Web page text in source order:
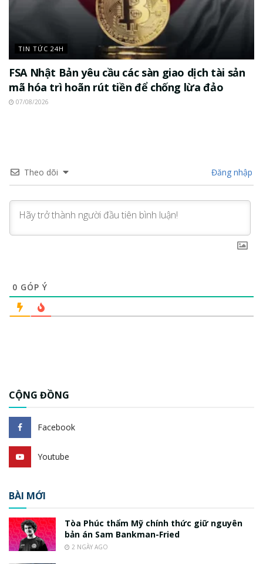
TIN TỨC 24H
FSA Nhật Bản yêu cầu các sàn giao dịch tài sản
mã hóa trì hoãn rút tiền để chống lừa đảo
07/08/2026
Theo dõi Đăng nhập
0 GÓP Ý
CỘNG ĐỒNG
Facebook
Youtube
BÀI MỚI
Tòa Phúc thẩm Mỹ chính thức giữ nguyên
bản án Sam Bankman-Fried
2 NGÀY AGO